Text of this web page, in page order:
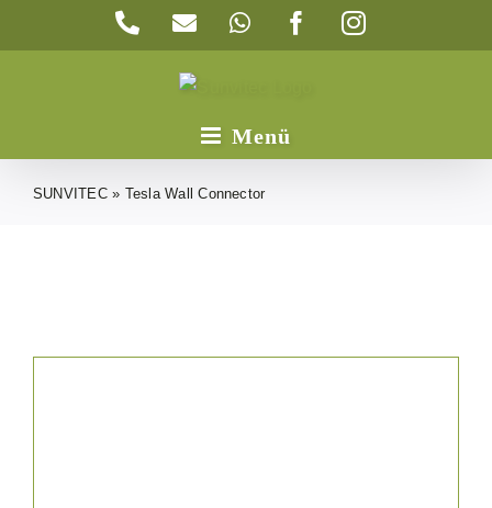
TelefonE-
Mail
WhatsAppFacebookInstagram
SUNVITEC» Tesla Wall Connector